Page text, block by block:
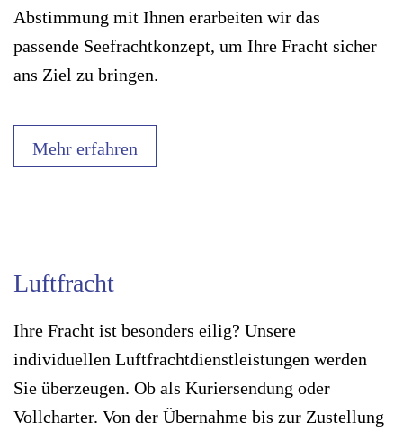
Abstimmung mit Ihnen erarbeiten wir das
passende Seefrachtkonzept, um Ihre Fracht sicher
ans Ziel zu bringen.
Mehr erfahren
Luftfracht
Ihre Fracht ist besonders eilig? Unsere
individuellen Luftfrachtdienstleistungen werden
Sie überzeugen. Ob als Kuriersendung oder
Vollcharter. Von der Übernahme bis zur Zustellung